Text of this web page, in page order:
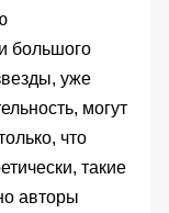
большого
уже
могут
что
такие
авторы